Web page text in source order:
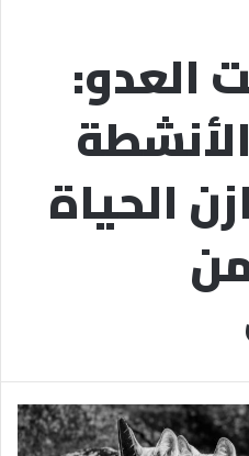
العدو:
الحياة